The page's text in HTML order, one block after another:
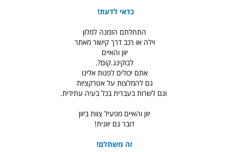
כדאי לדעת!
התחלתם הזמנה למלון
וילה או רכב דרך קישור מאתר
יוון והאיים
לבוקינג.קום?.
אתם יכולים לפנות אלינו
גם להמלצות על אטרקציות
וגם לשרות בעברית בכל בעיה עתידית.
יוון והאיים מפעיל צוות ביוון
דובר גם יוונית!
זה משתלם!